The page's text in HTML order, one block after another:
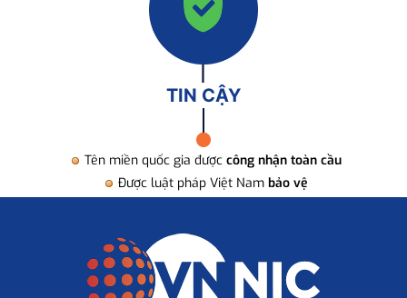
TIN CẬY
Tên miền quốc gia được công nhận toàn cầu
Được luật pháp Việt Nam bảo vệ